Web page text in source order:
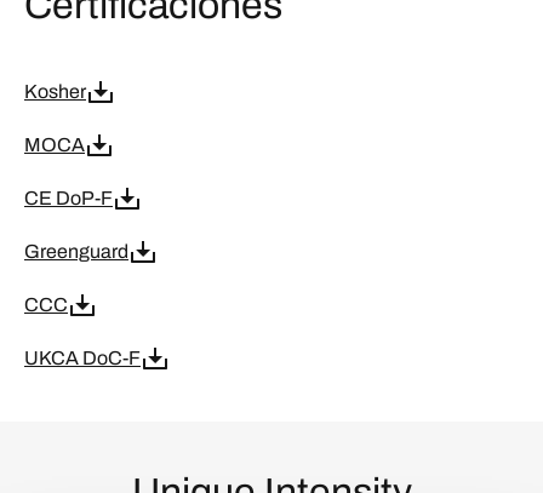
Kosher
MOCA
CE DoP-F
Greenguard
CCC
UKCA DoC-F